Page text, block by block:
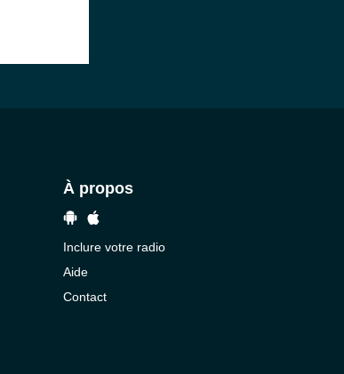
À propos
Inclure votre radio
Aide
Contact